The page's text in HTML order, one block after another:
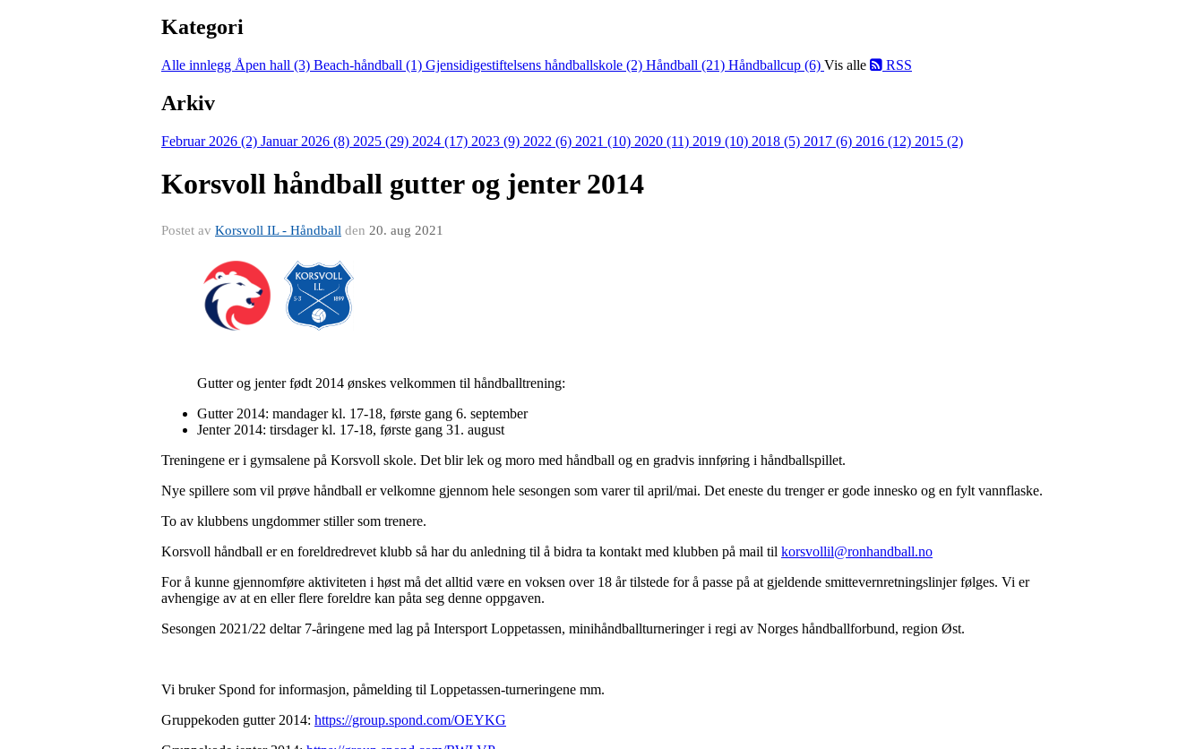
Kategori
Alle innlegg Åpen hall (3) Beach-håndball (1) Gjensidigestiftelsens håndballskole (2) Håndball (21) Håndballcup (6) Vis alle RSS
Arkiv
Februar 2026 (2) Januar 2026 (8) 2025 (29) 2024 (17) 2023 (9) 2022 (6) 2021 (10) 2020 (11) 2019 (10) 2018 (5) 2017 (6) 2016 (12) 2015 (2)
Korsvoll håndball gutter og jenter 2014
Postet av Korsvoll IL - Håndball den 20. aug 2021
Gutter og jenter født 2014 ønskes velkommen til håndballtrening:
Gutter 2014: mandager kl. 17-18, første gang 6. september
Jenter 2014: tirsdager kl. 17-18, første gang 31. august
Treningene er i gymsalene på Korsvoll skole. Det blir lek og moro med håndball og en gradvis innføring i håndballspillet.
Nye spillere som vil prøve håndball er velkomne gjennom hele sesongen som varer til april/mai. Det eneste du trenger er gode innesko og en fylt vannflaske.
To av klubbens ungdommer stiller som trenere.
Korsvoll håndball er en foreldredrevet klubb så har du anledning til å bidra ta kontakt med klubben på mail til korsvollil@ronhandball.no
For å kunne gjennomføre aktiviteten i høst må det alltid være en voksen over 18 år tilstede for å passe på at gjeldende smittevernretningslinjer følges. Vi er
avhengige av at en eller flere foreldre kan påta seg denne oppgaven.
Sesongen 2021/22 deltar 7-åringene med lag på Intersport Loppetassen, minihåndballturneringer i regi av Norges håndballforbund, region Øst.
Vi bruker Spond for informasjon, påmelding til Loppetassen-turneringene mm.
Gruppekoden gutter 2014: https://group.spond.com/OEYKG